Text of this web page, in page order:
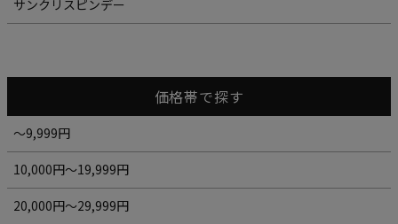
サンクリスピンデー
価格帯で探す
～9,999円
10,000円～19,999円
20,000円～29,999円